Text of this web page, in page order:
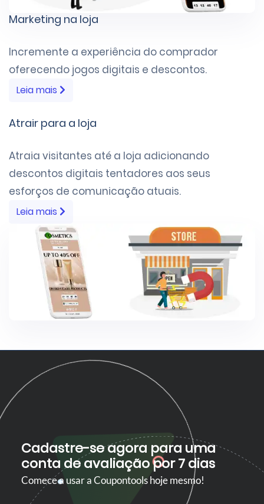
Marketing na loja
Incremente a experiência do comprador
oferecendo jogos digitais e descontos.
Leia mais
Atrair para a loja
Atraia visitantes até a loja adicionando
descontos digitais tentadores aos seus
esforços de comunicação atuais.
Leia mais
Cadastre-se agora para uma
conta de avaliação por 7 dias
Comece a usar a Coupontools hoje mesmo!